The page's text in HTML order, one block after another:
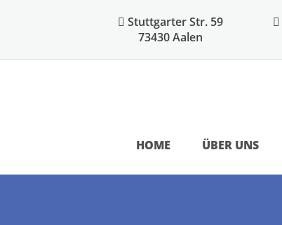
Stuttgarter Str. 59
73430 Aalen
HOME ÜBER UNS